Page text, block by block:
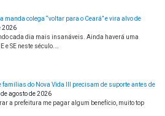
manda colega “voltar para o Ceará” e vira alvo de
2026
cada dia mais insanáveis. Ainda haverá uma
e SE neste século.…
do Nova Vida III precisam de suporte antes de
de agosto de 2026
a prefeitura me pagar algum benefício, muito top